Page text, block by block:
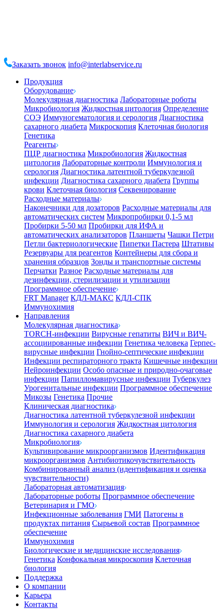
Заказать звонок info@interlabservice.ru
Продукция
Оборудование
Молекулярная диагностика Лабораторные роботы
Микробиология Жидкостная цитология Определение
СОЭ Иммуногематология и серология Диагностика
сахарного диабета Микроскопия Клеточная биология
Генетика
Реагенты
ПЦР диагностика Микробиология Жидкостная
цитология Лабораторные контроли Иммунология и
серология Диагностика латентной туберкулезной
инфекции Диагностика сахарного диабета Группы
крови Клеточная биология Секвенирование
Расходные материалы
Наконечники для дозаторов Расходные материалы для
автоматических систем Микропробирки 0,1-5 мл
Пробирки 5-50 мл Пробирки для ИФА и
автоматических анализаторов Планшеты Чашки Петри
Петли бактериологические Пипетки Пастера Штативы
Резервуары для реагентов Контейнеры для сбора и
хранения образцов Зонды и транспортные системы
Перчатки Разное Расходные материалы для
дезинфекции, стерилизации и утилизации
Программное обеспечение
FRT Manager КДЛ-МАКС КДЛ-СПК
Иммунохимия
Направления
Молекулярная диагностика
TORCH-инфекции Вирусные гепатиты ВИЧ и ВИЧ-
ассоциированные инфекции Генетика человека Герпес-
вирусные инфекции Гнойно-септические инфекции
Инфекции респираторного тракта Кишечные инфекции
Нейроинфекции Особо опасные и природно-очаговые
инфекции Папилломавирусные инфекции Туберкулез
Урогенитальные инфекции Программное обеспечение
Микозы Генетика Прочие
Клиническая диагностика
Диагностика латентной туберкулезной инфекции
Иммунология и серология Жидкостная цитология
Диагностика сахарного диабета
Микробиология
Культивирование микроорганизмов Идентификация
микроорганизмов Антибиотикочувствительность
Комбинированный анализ (идентификация и оценка
чувствительности)
Лабораторная автоматизация
Лабораторные роботы Программное обеспечение
Ветеринария и ГМО
Инфекционные заболевания ГМИ Патогены в
продуктах питания Сырьевой состав Программное
обеспечение
Иммунохимия
Биологические и медицинские исследования
Генетика Конфокальная микроскопия Клеточная
биология
Поддержка
О компании
Карьера
Контакты